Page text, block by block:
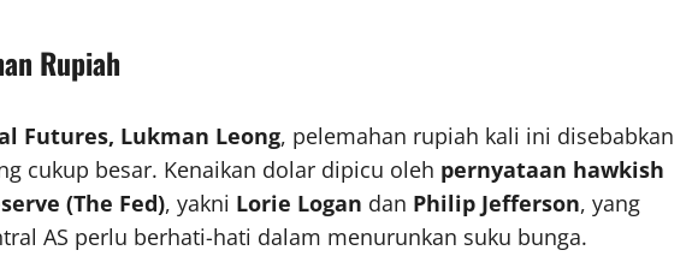
Rupiah
Futures, Lukman Leong, pelemahan rupiah kali ini disebabkan
cukup besar. Kenaikan dolar dipicu oleh pernyataan hawkish
(The Fed), yakni Lorie Logan dan Philip Jefferson, yang
AS perlu berhati-hati dalam menurunkan suku bunga.